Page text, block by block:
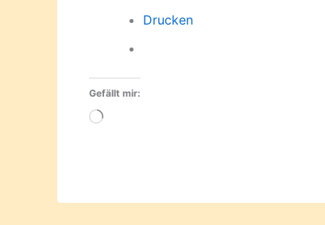
Drucken
Gefällt mir:
Wird